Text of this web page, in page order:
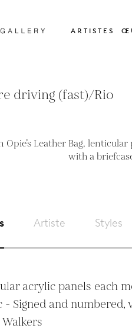
ARTISTES
driving (fast)/Rio
Artiste Styles
acrylic panels each
- Signed and numbered,